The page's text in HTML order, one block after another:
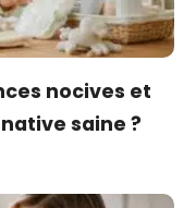
nocives et
saine ?